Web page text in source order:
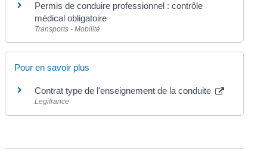
Permis de conduire professionnel : contrôle
médical obligatoire
Transports - Mobilité
Pour en savoir plus
Contrat type de l'enseignement de la conduite
Legifrance